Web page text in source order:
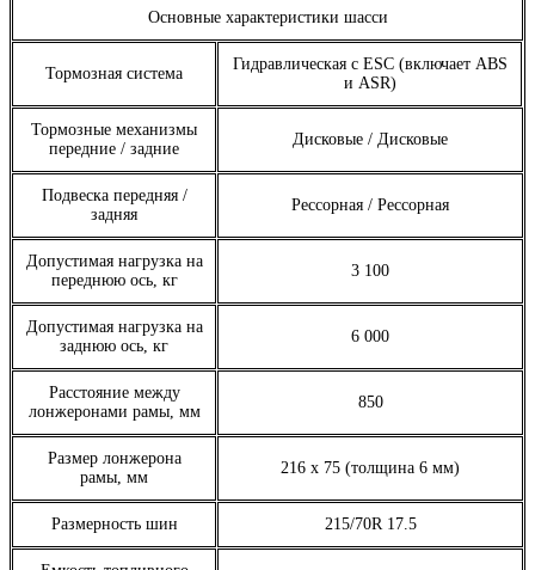
Основные характеристики шасси
Тормозная система
Гидравлическая с ESC (включает ABS
и ASR)
Тормозные механизмы
передние / задние
Дисковые / Дисковые
Подвеска передняя /
задняя
Рессорная / Рессорная
Допустимая нагрузка на
переднюю ось, кг
3 100
Допустимая нагрузка на
заднюю ось, кг
6 000
Расстояние между
лонжеронами рамы, мм
850
Размер лонжерона
рамы, мм
216 х 75 (толщина 6 мм)
Размерность шин 215/70R 17.5